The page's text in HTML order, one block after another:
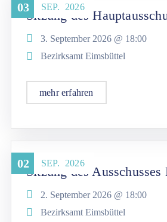
03 SEP. 2026
Sitzung des
3. September 2026 @ 18:00
Bezirksamt Eimsbüttel
mehr erfahren
02 SEP. 2026
Sitzung des
2. September 2026 @ 18:00
Bezirksamt Eimsbüttel